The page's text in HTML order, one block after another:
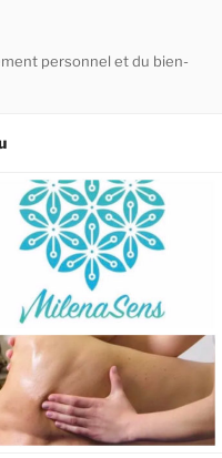
personnel et du bien-